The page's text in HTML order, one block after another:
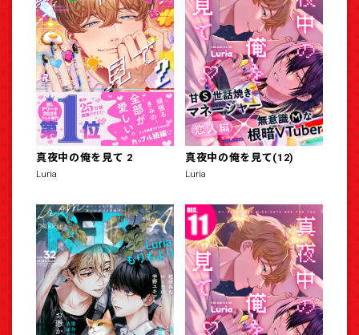
真夜中の俺を見て 2
Luria
真夜中の俺を見て(12)
Luria